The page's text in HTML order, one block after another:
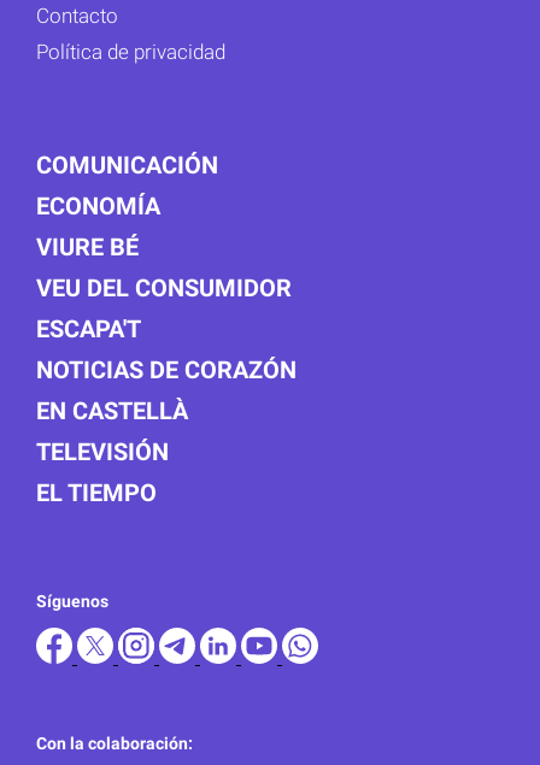
Contacto
Política de privacidad
COMUNICACIÓN
ECONOMÍA
VIURE BÉ
VEU DEL CONSUMIDOR
ESCAPA'T
NOTICIAS DE CORAZÓN
EN CASTELLÀ
TELEVISIÓN
EL TIEMPO
Síguenos
Con la colaboración: